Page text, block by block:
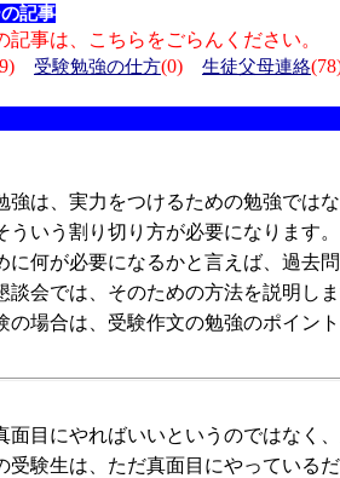
記事
記事は、こちらをごらんください。
受験勉強の仕方(0) 生徒父母連絡
は、実力をつけるための勉強では
いう割り切り方が必要になります。
何が必要になるかと言えば、過去問
会では、そのための方法を説明しま
場合は、受験作文の勉強のポイント
目にやればいいというのではなく
験生は、ただ真面目にやっているだ